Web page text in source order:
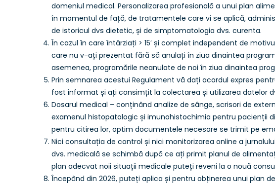
domeniul medical. Personalizarea profesională a unui plan
în momentul de față, de tratamentele care vi se aplică,
de istoricul dvs dietetic, și de simptomatologia dvs. curenta.
În cazul în care întârziați > 15′ și complet independent de
care nu v-ați prezentat fără să anulați în ziua dinaintea
asemenea, programările neanulate de noi în ziua dinaintea
Prin semnarea acestui Regulament vă dați acordul expres
fost informat și ați consimțit la colectarea și utilizarea datelor
Dosarul medical – conținând analize de sânge, scrisori de
examenul histopatologic și imunohistochimia pentru pacienții
pentru citirea lor, optim documentele necesare se trimit pe
Nici consultația de control și nici monitorizarea online a
dvs. medicală se schimbă după ce ați primit planul de
plan adecvat noii situații medicale puteți reveni la o nouă
Începând din 2026, puteți aplica și pentru obținerea unui plan